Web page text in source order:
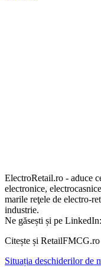
ElectroRetail.ro - aduce
electronice,
marile reţele de electro-
industrie.
Ne găsești și pe LinkedIn:
Citește și RetailFMCG.ro
Situația deschiderilor de